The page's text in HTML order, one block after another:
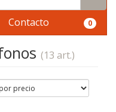
Contacto 0
(13 art.)